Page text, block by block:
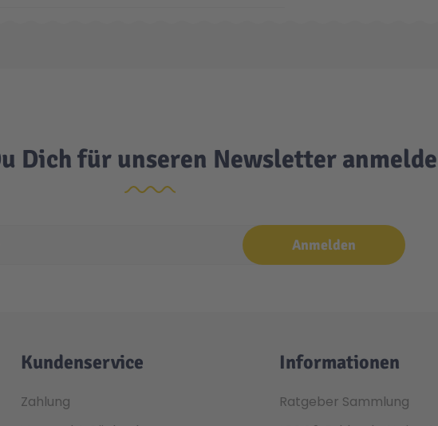
Dich für unseren Newsletter
Anmelden
Kundenservice
Zahlung
Informationen
Ratgeber Sammlung